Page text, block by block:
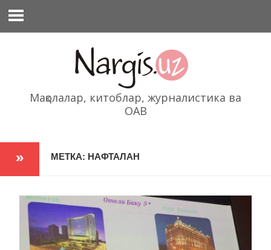
содержимому
Мақолалар, китоблар, журналистика ва
ОАВ
МЕТКА: НАФТАЛАН